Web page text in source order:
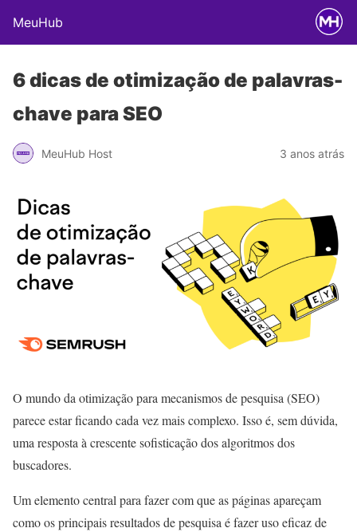
MeuHub
6 dicas de otimização de palavras-
chave para SEO
MeuHub Host 3 anos atrás
O mundo da otimização para mecanismos de pesquisa (SEO)
parece estar ficando cada vez mais complexo. Isso é, sem dúvida,
uma resposta à crescente sofisticação dos algoritmos dos
buscadores.
Um elemento central para fazer com que as páginas apareçam
como os principais resultados de pesquisa é fazer uso eficaz de